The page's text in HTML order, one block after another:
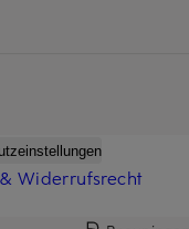
Widerrufsrecht